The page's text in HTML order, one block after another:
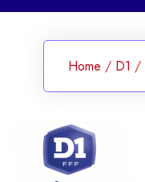
Home / D1 /